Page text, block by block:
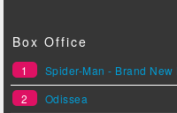
Box Office
1
Spider-Man - Brand New
2
Odissea